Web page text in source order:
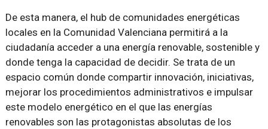
De esta manera, el hub de comunidades energéticas
locales en la Comunidad Valenciana permitirá a la
ciudadanía acceder a una energía renovable, sostenible y
donde tenga la capacidad de decidir. Se trata de un
espacio común donde compartir innovación, iniciativas,
mejorar los procedimientos administrativos e impulsar
este modelo energético en el que las energías
renovables son las protagonistas absolutas de los